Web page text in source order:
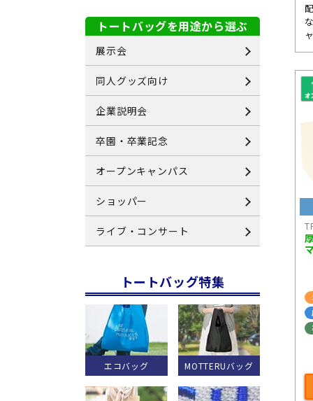
トートバッグを用途から選ぶ
展示会
同人グッズ向け
企業説明会
卒園・卒業記念
オープンキャンパス
ショッパー
ライブ・コンサート
トートバッグ特集
エコバッグ MOTTERUバッグ